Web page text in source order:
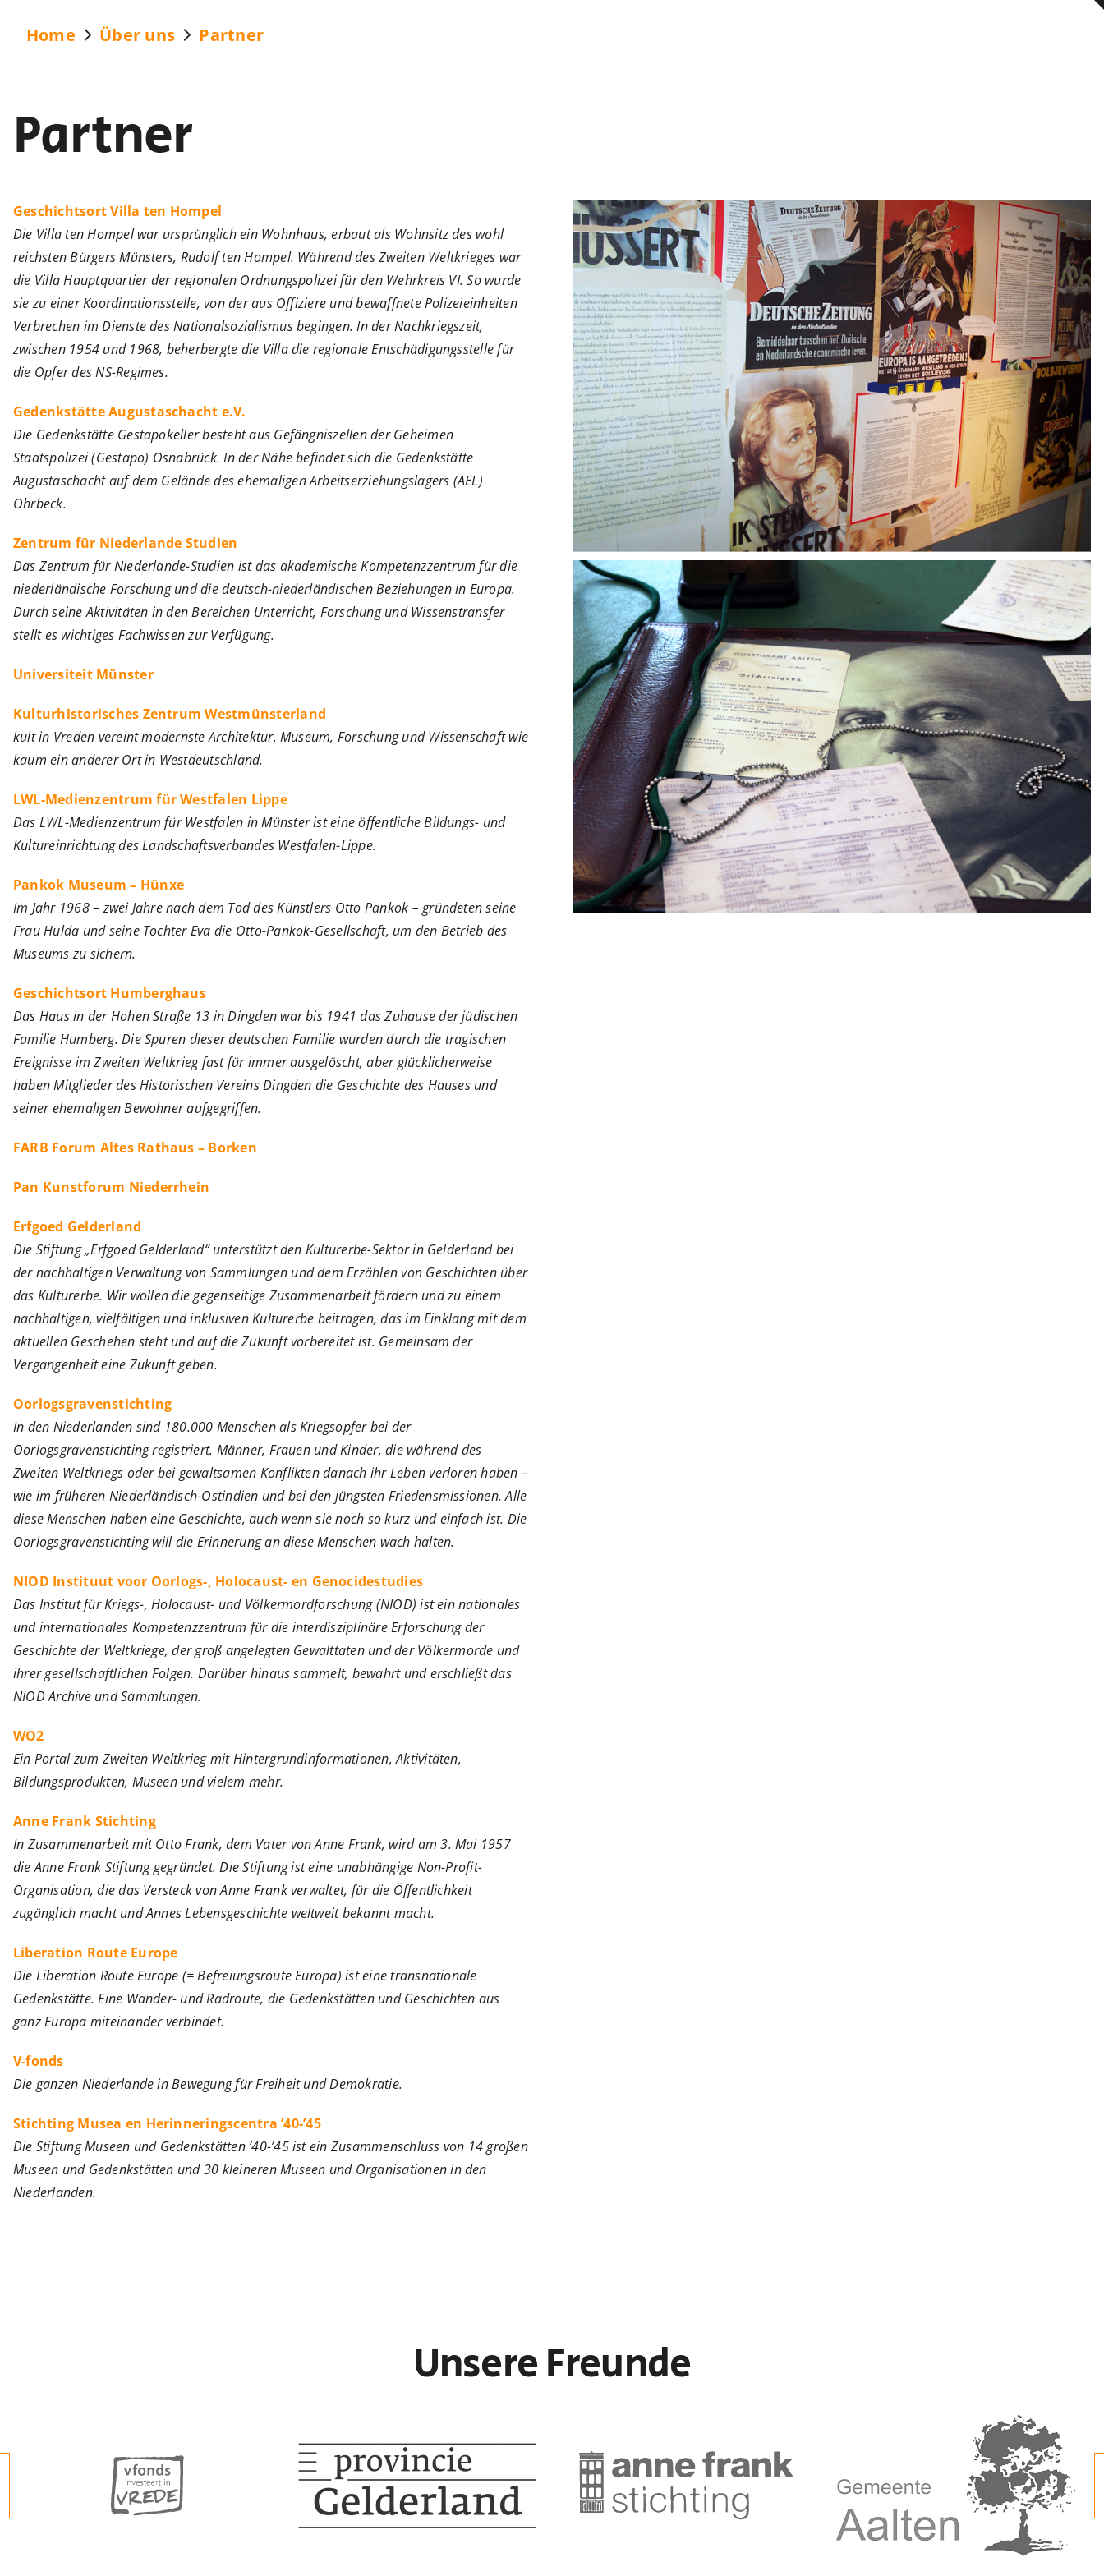
Home Über uns Partner
Partner
Geschichtsort Villa ten Hompel
Die Villa ten Hompel war ursprünglich ein Wohnhaus, erbaut als Wohnsitz des wohl
reichsten Bürgers Münsters, Rudolf ten Hompel. Während des Zweiten Weltkrieges war
die Villa Hauptquartier der regionalen Ordnungspolizei für den Wehrkreis VI. So wurde
sie zu einer Koordinationsstelle, von der aus Offiziere und bewaffnete Polizeieinheiten
Verbrechen im Dienste des Nationalsozialismus begingen. In der Nachkriegszeit,
zwischen 1954 und 1968, beherbergte die Villa die regionale Entschädigungsstelle für
die Opfer des NS-Regimes.
Gedenkstätte Augustaschacht e.V.
Die Gedenkstätte Gestapokeller besteht aus Gefängniszellen der Geheimen
Staatspolizei (Gestapo) Osnabrück. In der Nähe befindet sich die Gedenkstätte
Augustaschacht auf dem Gelände des ehemaligen Arbeitserziehungslagers (AEL)
Ohrbeck.
Zentrum für Niederlande Studien
Das Zentrum für Niederlande-Studien ist das akademische Kompetenzzentrum für die
niederländische Forschung und die deutsch-niederländischen Beziehungen in Europa.
Durch seine Aktivitäten in den Bereichen Unterricht, Forschung und Wissenstransfer
stellt es wichtiges Fachwissen zur Verfügung.
Universiteit Münster
Kulturhistorisches Zentrum Westmünsterland
kult in Vreden vereint modernste Architektur, Museum, Forschung und Wissenschaft wie
kaum ein anderer Ort in Westdeutschland.
LWL-Medienzentrum für Westfalen Lippe
Das LWL-Medienzentrum für Westfalen in Münster ist eine öffentliche Bildungs- und
Kultureinrichtung des Landschaftsverbandes Westfalen-Lippe.
Pankok Museum – Hünxe
Im Jahr 1968 – zwei Jahre nach dem Tod des Künstlers Otto Pankok – gründeten seine
Frau Hulda und seine Tochter Eva die Otto-Pankok-Gesellschaft, um den Betrieb des
Museums zu sichern.
Geschichtsort Humberghaus
Das Haus in der Hohen Straße 13 in Dingden war bis 1941 das Zuhause der jüdischen
Familie Humberg. Die Spuren dieser deutschen Familie wurden durch die tragischen
Ereignisse im Zweiten Weltkrieg fast für immer ausgelöscht, aber glücklicherweise
haben Mitglieder des Historischen Vereins Dingden die Geschichte des Hauses und
seiner ehemaligen Bewohner aufgegriffen.
FARB Forum Altes Rathaus – Borken
Pan Kunstforum Niederrhein
Erfgoed Gelderland
Die Stiftung „Erfgoed Gelderland“ unterstützt den Kulturerbe-Sektor in Gelderland bei
der nachhaltigen Verwaltung von Sammlungen und dem Erzählen von Geschichten über
das Kulturerbe. Wir wollen die gegenseitige Zusammenarbeit fördern und zu einem
nachhaltigen, vielfältigen und inklusiven Kulturerbe beitragen, das im Einklang mit dem
aktuellen Geschehen steht und auf die Zukunft vorbereitet ist. Gemeinsam der
Vergangenheit eine Zukunft geben.
Oorlogsgravenstichting
In den Niederlanden sind 180.000 Menschen als Kriegsopfer bei der
Oorlogsgravenstichting registriert. Männer, Frauen und Kinder, die während des
Zweiten Weltkriegs oder bei gewaltsamen Konflikten danach ihr Leben verloren haben –
wie im früheren Niederländisch-Ostindien und bei den jüngsten Friedensmissionen. Alle
diese Menschen haben eine Geschichte, auch wenn sie noch so kurz und einfach ist. Die
Oorlogsgravenstichting will die Erinnerung an diese Menschen wach halten.
NIOD Instituut voor Oorlogs-, Holocaust- en Genocidestudies
Das Institut für Kriegs-, Holocaust- und Völkermordforschung (NIOD) ist ein nationales
und internationales Kompetenzzentrum für die interdisziplinäre Erforschung der
Geschichte der Weltkriege, der groß angelegten Gewalttaten und der Völkermorde und
ihrer gesellschaftlichen Folgen. Darüber hinaus sammelt, bewahrt und erschließt das
NIOD Archive und Sammlungen.
WO2
Ein Portal zum Zweiten Weltkrieg mit Hintergrundinformationen, Aktivitäten,
Bildungsprodukten, Museen und vielem mehr.
Anne Frank Stichting
In Zusammenarbeit mit Otto Frank, dem Vater von Anne Frank, wird am 3. Mai 1957
die Anne Frank Stiftung gegründet. Die Stiftung ist eine unabhängige Non-Profit-
Organisation, die das Versteck von Anne Frank verwaltet, für die Öffentlichkeit
zugänglich macht und Annes Lebensgeschichte weltweit bekannt macht.
Liberation Route Europe
Die Liberation Route Europe (= Befreiungsroute Europa) ist eine transnationale
Gedenkstätte. Eine Wander- und Radroute, die Gedenkstätten und Geschichten aus
ganz Europa miteinander verbindet.
V-fonds
Die ganzen Niederlande in Bewegung für Freiheit und Demokratie.
Stichting Musea en Herinneringscentra ’40-’45
Die Stiftung Museen und Gedenkstätten ’40-’45 ist ein Zusammenschluss von 14 großen
Museen und Gedenkstätten und 30 kleineren Museen und Organisationen in den
Niederlanden.
Unsere Freunde